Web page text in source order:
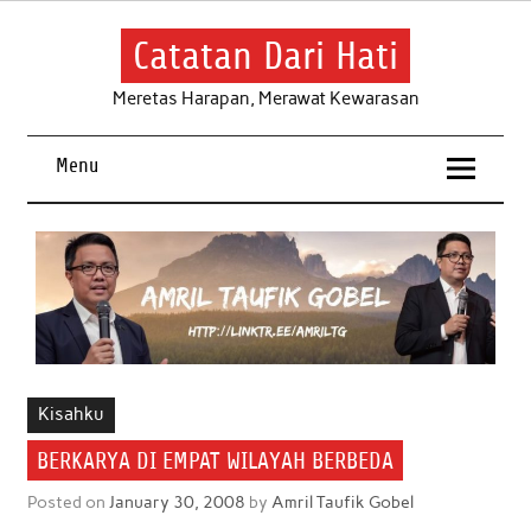
Skip
Catatan Dari Hati
Meretas Harapan, Merawat Kewarasan
Menu
Kisahku
BERKARYA DI EMPAT WILAYAH BERBEDA
Posted on January 30, 2008 by Amril Taufik Gobel